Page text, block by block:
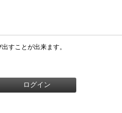
すことが出来ます。